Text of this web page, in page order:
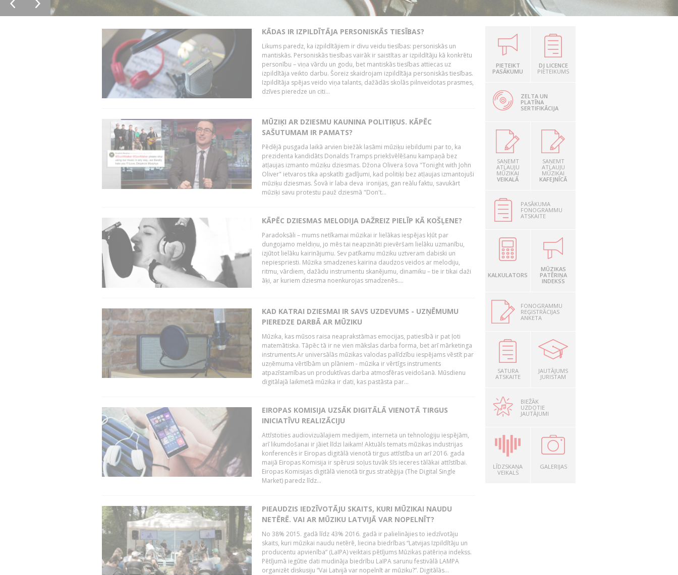
KĀDAS IR IZPILDĪTĀJA PERSONISKĀS TIESĪBAS?
Likums paredz, ka izpildītājiem ir divu veidu tiesības: personiskās un
mantiskās. Personiskās tiesības vairāk ir saistītas ar izpildītāju kā konkrētu
personību – viņa vārdu un godu, bet mantiskās tiesības attiecas uz
izpildītāja veikto darbu. Šoreiz skaidrojam izpildītāja personiskās tiesības.
Izpildītāja spējas veido viņa talants, dažādās skolās pilnveidotas prasmes,
dzīves pieredze un citi...
MŪZIĶI AR DZIESMU KAUNINA POLITIĶUS. KĀPĒC
SAŠUTUMAM IR PAMATS?
Pēdējā pusgada laikā arvien biežāk lasāmi mūziķu iebildumi par to, ka
prezidenta kandidāts Donalds Tramps priekšvēlēšanu kampaņā bez
atļaujas izmanto mūziķu dziesmas. Džona Olivera šova "Tonight with John
Oliver" ietvaros tika apskatīti gadījumi, kad politiķi bez atļaujas izmantojuši
mūziķu dziesmas. Šovā ir laba deva ironijas, gan reālu faktu, savukārt
mūziķi savu protestu pauž dziesmā "Don't...
KĀPĒC DZIESMAS MELODIJA DAŽREIZ PIELĪP KĀ KOŠĻENE?
Paradoksāli – mums netīkamai mūzikai ir lielākas iespējas kļūt par
dungojamo meldiņu, jo mēs tai neapzināti pievēršam lielāku uzmanību,
izjūtot lielāku kairinājumu. Sev patīkamu mūziku uztveram dabiski un
nepiespriesti. Mūzika smadzenes kairina daudzos veidos ar melodiju,
ritmu, vārdiem, dažādu instrumentu skanējumu, dinamiku – tie ir tikai daži
āķi, ar kuriem dziesma noenkurojas smadzenēs....
KAD KATRAI DZIESMAI IR SAVS UZDEVUMS - UZŅĒMUMU
PIEREDZE DARBĀ AR MŪZIKU
Mūzika, kas mūsos raisa neaprakstāmas emocijas, patiesībā ir pat ļoti
matemātiska. Tāpēc tā ir ne vien mākslas darba forma, bet arī mārketinga
instruments.Ar universālās mūzikas valodas palīdzību iespējams vēstīt par
uzņēmuma vērtībām un plāniem - mūzika ir vērtīgs instruments
atpazīstamības un produktīvas darba atmosfēras veidošanā. Mūsdienu
digitālajā laikmetā mūzika ir dati, kas pastāsta par...
EIROPAS KOMISIJA UZSĀK DIGITĀLĀ VIENOTĀ TIRGUS
INICIATĪVU REALIZĀCIJU
Attīstoties audiovizuālajiem medijiem, interneta un tehnoloģiju iespējām,
arī likumdošanai ir jāiet līdzi laikam! Aktuāls temats mūzikas industrijas
konferencēs ir Eiropas digitālā vienotā tirgus attīstība un arī 2016. gada
maijā Eiropas Komisija ir spērusi soļus tuvāk šīs ieceres tālākai attīstībai.
Eiropas Komisijas digitālā vienotā tirgus stratēģija (The Digital Single
Market) paredz līdz...
PIEAUDZIS IEDZĪVOTĀJU SKAITS, KURI MŪZIKAI NAUDU
NETĒRĒ. VAI AR MŪZIKU LATVIJĀ VAR NOPELNĪT?
No 38% 2015. gadā līdz 43% 2016. gadā ir palielinājies to iedzīvotāju
skaits, kuri mūzikai naudu netērē, liecina biedrības “Latvijas Izpildītāju un
producentu apvienība” (LaIPA) veiktais pētījums Mūzikas patēriņa indekss.
Pētījumā iegūtie dati mudināja biedrību LaIPA sarunu festivālā LAMPA
organizēt diskusiju “Vai Latvijā var nopelnīt ar mūziku?”. Digitālās...
PIETEIKT
PASĀKUMU
DJ LICENCE
PIETEIKUMS
ZELTA UN
PLATĪNA
SERTIFIKĀCIJA
SAŅEMT
ATĻAUJU
MŪZIKAI
VEIKALĀ
SAŅEMT
ATĻAUJU
MŪZIKAI
KAFEJNĪCĀ
PASĀKUMA
FONOGRAMMU
ATSKAITE
KALKULATORS
MŪZIKAS
PATĒRIŅA
INDEKSS
FONOGRAMMU
REĢISTRĀCIJAS
ANKETA
SATURA
ATSKAITE
JAUTĀJUMS
JURISTAM
BIEŽĀK
UZDOTIE
JAUTĀJUMI
LĪDZSKAŅA
VEIKALS
GALERIJAS